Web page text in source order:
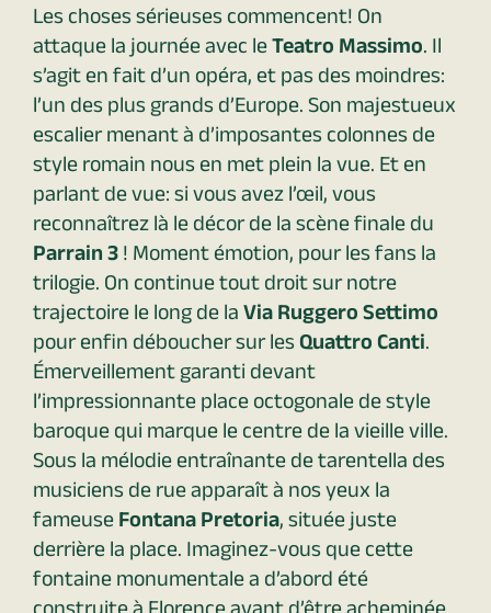
Les choses sérieuses commencent! On
attaque la journée avec leTeatro Massimo. Il
s’agit en fait d’un opéra, et pas des moindres:
l’un des plus grands d’Europe. Son majestueux
escalier menant à d’imposantes colonnes de
style romain nous en met plein la vue. Et en
parlant de vue: si vous avez l’œil, vous
reconnaîtrez là le décor de la scène finale du
Parrain 3! Moment émotion, pour les fans la
trilogie. On continue tout droit sur notre
trajectoire le long de laVia Ruggero Settimo
pour enfin déboucher sur lesQuattro Canti.
Émerveillement garanti devant
l’impressionnante place octogonale de style
baroque qui marque le centre de la vieille ville.
Sous la mélodie entraînante de tarentella des
musiciens de rue apparaît à nos yeux la
fameuseFontana Pretoria, située juste
derrière la place. Imaginez-vous que cette
fontaine monumentale a d’abord été